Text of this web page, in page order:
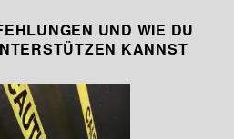
UND WIE DU
KANNST